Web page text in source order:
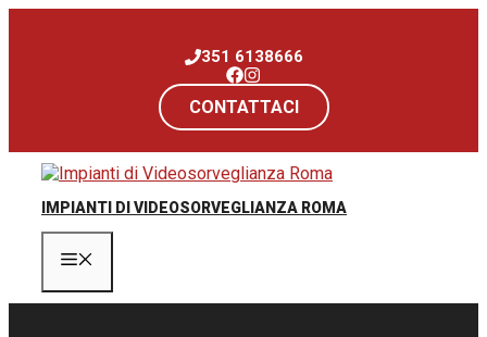
351 6138666
CONTATTACI
IMPIANTI DI VIDEOSORVEGLIANZA ROMA